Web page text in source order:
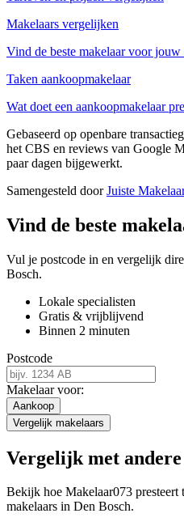
Makelaars vergelijken
Vind de beste makelaar voor jouw
Taken aankoopmakelaar
Wat doet een aankoopmakelaar
Gebaseerd op openbare
het CBS en reviews van Google
paar dagen bijgewerkt.
Samengesteld doorJuiste Makelaar
Vind de beste
Vul je postcode in en vergelijk
Bosch.
Lokale specialisten
Gratis & vrijblijvend
Binnen 2 minuten
Postcode
Makelaar voor:
Aankoop
Vergelijk makelaars
Vergelijk met
Bekijk hoe Makelaar073 presteert
makelaars in Den Bosch.